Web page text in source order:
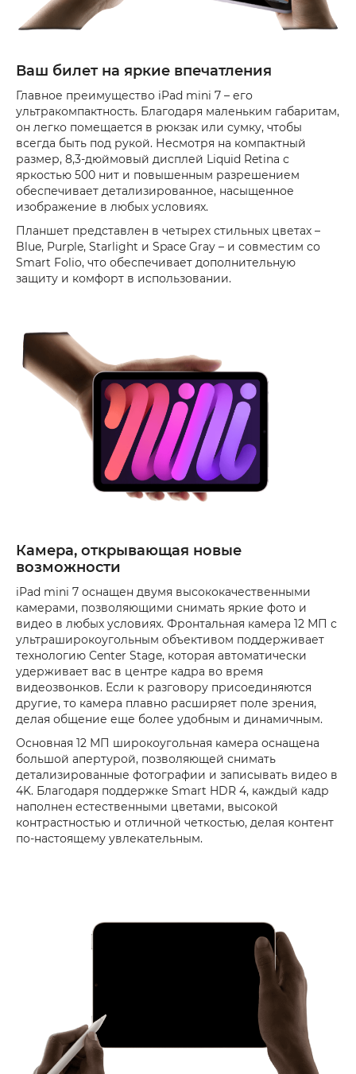
Ваш билет на яркие впечатления
Главное преимущество iPad mini 7 – его
ультракомпактность. Благодаря маленьким габаритам,
он легко помещается в рюкзак или сумку, чтобы
всегда быть под рукой. Несмотря на компактный
размер, 8,3-дюймовый дисплей Liquid Retina с
яркостью 500 нит и повышенным разрешением
обеспечивает детализированное, насыщенное
изображение в любых условиях.
Планшет представлен в четырех стильных цветах –
Blue, Purple, Starlight и Space Gray – и совместим со
Smart Folio, что обеспечивает дополнительную
защиту и комфорт в использовании.
Камера, открывающая новые
возможности
iPad mini 7 оснащен двумя высококачественными
камерами, позволяющими снимать яркие фото и
видео в любых условиях. Фронтальная камера 12 МП с
ультраширокоугольным объективом поддерживает
технологию Center Stage, которая автоматически
удерживает вас в центре кадра во время
видеозвонков. Если к разговору присоединяются
другие, то камера плавно расширяет поле зрения,
делая общение еще более удобным и динамичным.
Основная 12 МП широкоугольная камера оснащена
большой апертурой, позволяющей снимать
детализированные фотографии и записывать видео в
4K. Благодаря поддержке Smart HDR 4, каждый кадр
наполнен естественными цветами, высокой
контрастностью и отличной четкостью, делая контент
по-настоящему увлекательным.